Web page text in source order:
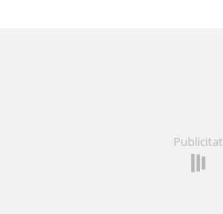
Publicitat